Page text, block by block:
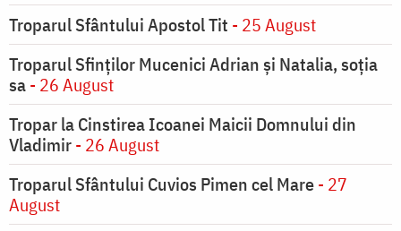
Troparul Sfântului Apostol Tit - 25 August
Troparul Sfinţilor Mucenici Adrian şi Natalia, soţia
sa- 26 August
Tropar la Cinstirea Icoanei Maicii Domnului din
Vladimir- 26 August
Troparul Sfântului Cuvios Pimen cel Mare- 27
August